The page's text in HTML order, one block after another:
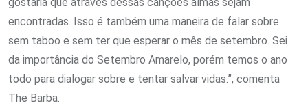
encontradas. Isso é também uma maneira de falar sobre
sem taboo e sem ter que esperar o mês de setembro. Sei
da importância do Setembro Amarelo, porém temos o ano
todo para dialogar sobre e tentar salvar vidas.”, comenta
The Barba.